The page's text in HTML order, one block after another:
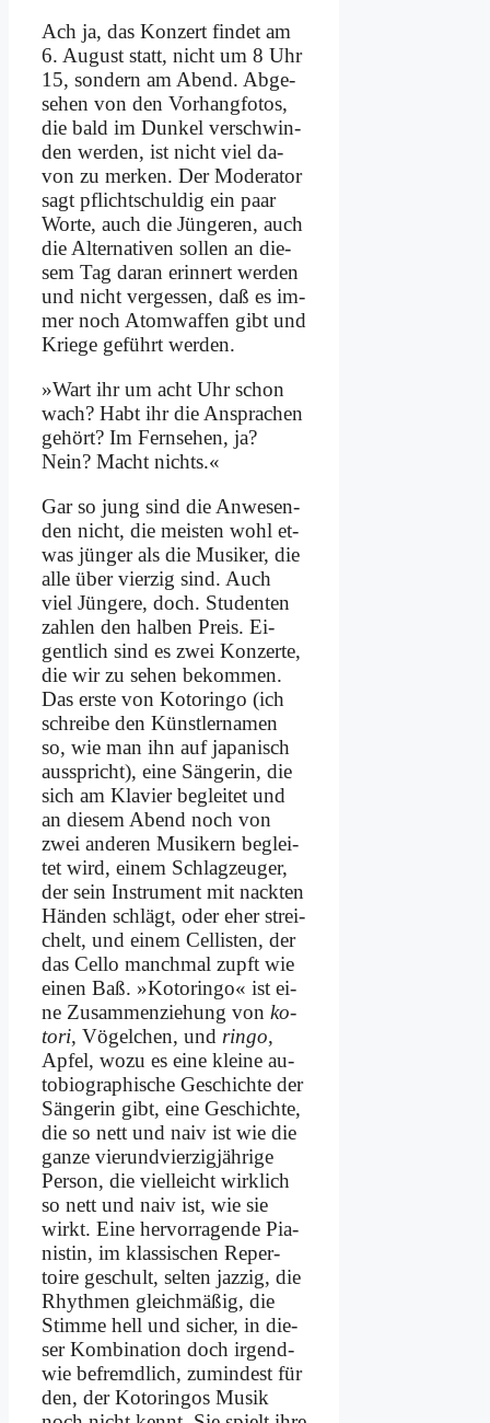
Ach ja, das Kon­zert fin­det am
6. Au­gust statt, nicht um 8 Uhr
15, son­dern am Abend. Ab­ge­
se­hen von den Vor­hang­fo­tos,
die bald im Dun­kel ver­schwin­
den wer­den, ist nicht viel da­
von zu mer­ken. Der Mo­de­ra­tor
sagt pflicht­schul­dig ein paar
Wor­te, auch die Jün­ge­ren, auch
die Al­ter­na­ti­ven sol­len an die­
sem Tag dar­an er­in­nert wer­den
und nicht ver­ges­sen, daß es im­
mer noch Atom­waf­fen gibt und
Krie­ge ge­führt wer­den.
»Wart ihr um acht Uhr schon
wach? Habt ihr die An­spra­chen
ge­hört? Im Fern­se­hen, ja?
Nein? Macht nichts.«
Gar so jung sind die An­we­sen­
den nicht, die mei­sten wohl et­
was jün­ger als die Mu­si­ker, die
al­le über vier­zig sind. Auch
viel Jün­ge­re, doch. Stu­den­ten
zah­len den hal­ben Preis. Ei­
gent­lich sind es zwei Kon­zer­te,
die wir zu se­hen be­kom­men.
Das er­ste von Ko­torin­go (ich
schrei­be den Künst­ler­na­men
so, wie man ihn auf ja­pa­nisch
aus­spricht), ei­ne Sän­ge­rin, die
sich am Kla­vier be­glei­tet und
an die­sem Abend noch von
zwei an­de­ren Mu­si­kern be­glei­
tet wird, ei­nem Schlag­zeu­ger,
der sein In­stru­ment mit nack­ten
Hän­den schlägt, oder eher strei­
chelt, und ei­nem Cel­li­sten, der
das Cel­lo manch­mal zupft wie
ei­nen Baß. »Ko­torin­go« ist ei­
ne Zu­sam­men­zie­hung von ko­
to­ri, Vö­gel­chen, und rin­go,
Ap­fel, wo­zu es ei­ne klei­ne au­
to­bio­gra­phi­sche Ge­schich­te der
Sän­ge­rin gibt, ei­ne Ge­schich­te,
die so nett und na­iv ist wie die
gan­ze vier­und­vier­zig­jäh­ri­ge
Per­son, die viel­leicht wirk­lich
so nett und na­iv ist, wie sie
wirkt. Ei­ne her­vor­ra­gen­de Pia­
ni­stin, im klas­si­schen Re­per­
toire ge­schult, sel­ten jaz­zig, die
Rhyth­men gleich­mä­ßig, die
Stim­me hell und si­cher, in die­
ser Kom­bi­na­ti­on doch ir­gend­
wie be­fremd­lich, zu­min­dest für
den, der Ko­torin­gos Mu­sik